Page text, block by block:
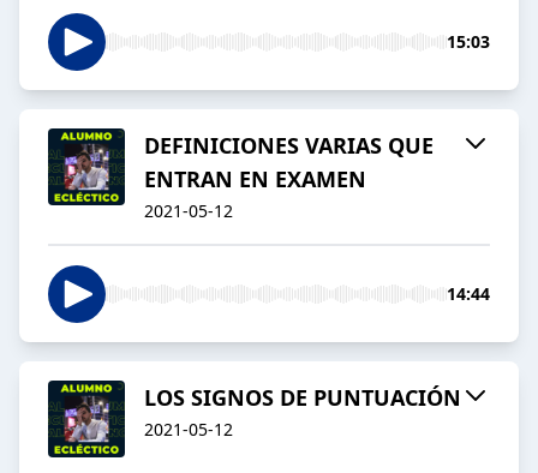
15:03
DEFINICIONES VARIAS QUE
ENTRAN EN EXAMEN
2021-05-12
14:44
LOS SIGNOS DE PUNTUACIÓN
2021-05-12